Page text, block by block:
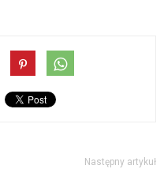
Następny artykuł